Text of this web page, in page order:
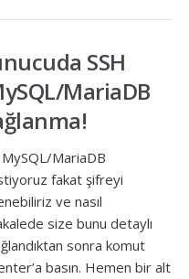
SSH
MariaDB
MariaDB
fakat şifreyi
ve nasıl
size bunu detaylı
sonra komut
basın. Hemen bir alt